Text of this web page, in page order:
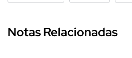
Notas Relacionadas